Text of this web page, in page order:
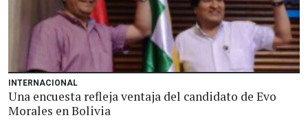
INTERNACIONAL
Una encuesta refleja ventaja del candidato de Evo
Morales en Bolivia